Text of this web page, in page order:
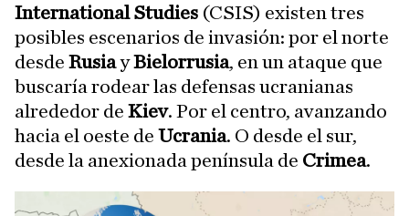
International Studies (CSIS) existen tres
posibles escenarios de invasión: por el norte
desde RusiayBielorrusia, en un ataque que
buscaría rodear las defensas ucranianas
alrededor de Kiev. Por el centro, avanzando
hacia el oeste de Ucrania. O desde el sur,
desde la anexionada península de Crimea.